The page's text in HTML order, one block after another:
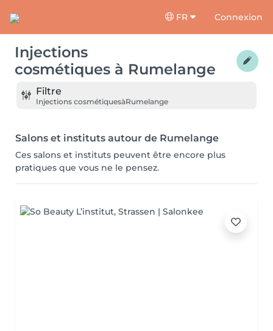
FR Connexion
Injections
cosmétiques à Rumelange
Filtre
Injections cosmétiquesàRumelange
Salons et instituts autour de Rumelange
Ces salons et instituts peuvent être encore plus
pratiques que vous ne le pensez.